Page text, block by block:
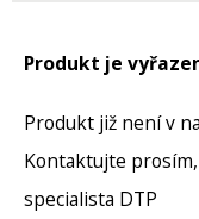
Produkt je
Produkt již není v
Kontaktujte
specialista DTP